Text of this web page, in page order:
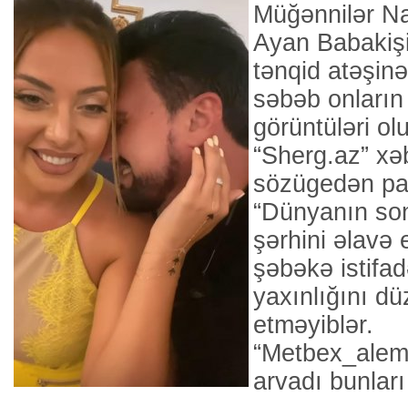
Müğənnilər
Ayan
tənqid
səbəb
görüntüləri
“Sherg.az”
sözügedən
“Dünyanın
şərhini əlavə
şəbəkə
yaxınlığını
etməyiblər.
arvadı